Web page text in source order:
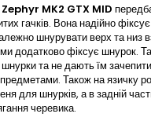
Zephyr MK2 GTX MID
гачків. Вона надійно
шнурувати верх та низ
додатково фіксує шнурок.
та не дають їм
предметами. Також на язичку
для шнурків, а в задній
черевика.